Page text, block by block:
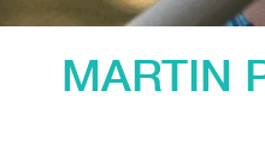
MARTIN